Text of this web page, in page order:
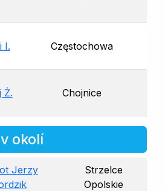
I. Częstochowa
Ż. Chojnice
okolí
Jerzy
Strzelce
Opolskie